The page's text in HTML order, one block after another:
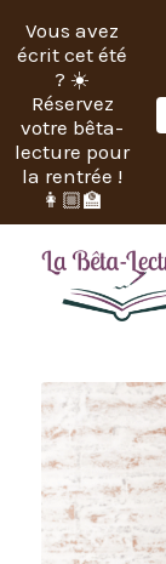
Vous avez
écrit cet été
? ☀️
Réservez
votre bêta-
lecture pour
la rentrée !
👩🏼‍🏫